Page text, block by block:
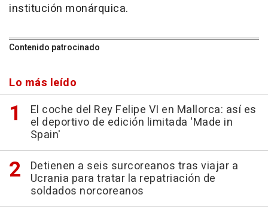
institución monárquica.
Contenido patrocinado
Lo más leído
El coche del Rey Felipe VI en Mallorca: así es
el deportivo de edición limitada 'Made in
Spain'
Detienen a seis surcoreanos tras viajar a
Ucrania para tratar la repatriación de
soldados norcoreanos